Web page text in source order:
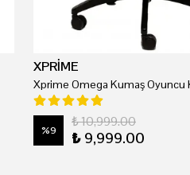
XPRİME
Xprime Omega Kumaş Oyuncu
%9
₺ 10,999.00
₺ 9,999.00